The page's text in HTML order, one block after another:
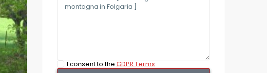
I consent to the GDPR Terms